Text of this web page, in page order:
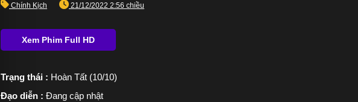
Chính Kịch 21/12/2022 2:56 chiều
Trạng thái : Hoàn Tất (10/10)
Đạo diễn : Đang cập nhật